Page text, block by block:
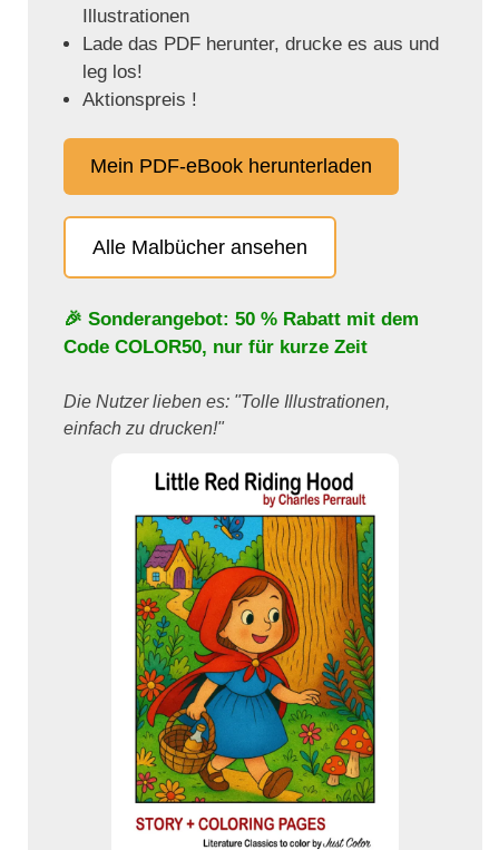
Illustrationen
Lade das PDF herunter, drucke es aus und
leg los!
Aktionspreis !
Mein PDF-eBook herunterladen
Alle Malbücher ansehen
🎉 Sonderangebot: 50 % Rabatt mit dem
Code COLOR50, nur für kurze Zeit
Die Nutzer lieben es: "Tolle Illustrationen,
einfach zu drucken!"